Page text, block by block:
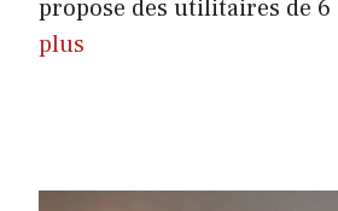
propose des utilitaires de 6
plus